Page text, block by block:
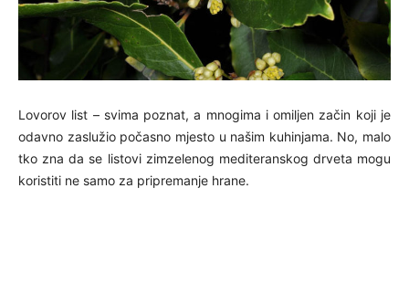
Lovorov list – svima poznat, a mnogima i omiljen začin koji je
odavno zaslužio počasno mjesto u našim kuhinjama. No, malo
tko zna da se listovi zimzelenog mediteranskog drveta mogu
koristiti ne samo za pripremanje hrane.